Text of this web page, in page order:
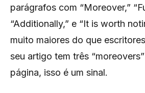
parágrafos com “Moreover,”
“Additionally,” e “It is worth
muito maiores do que
seu artigo tem três
página, isso é um sinal.